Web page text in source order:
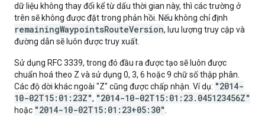
dữ liệu không thay đổi kể từ dấu thời gian này, thì các trường ở
trên sẽ không được đặt trong phản hồi. Nếu không chỉ định
remainingWaypointsRouteVersion, lưu lượng truy cập và
đường dẫn sẽ luôn được truy xuất.
Sử dụng RFC 3339, trong đó đầu ra được tạo sẽ luôn được
chuẩn hoá theo Z và sử dụng 0, 3, 6 hoặc 9 chữ số thập phân.
Các độ dời khác ngoài "Z" cũng được chấp nhận. Ví dụ: "2014-
10-02T15:01:23Z", "2014-10-02T15:01:23.045123456Z"
hoặc "2014-10-02T15:01:23+05:30"